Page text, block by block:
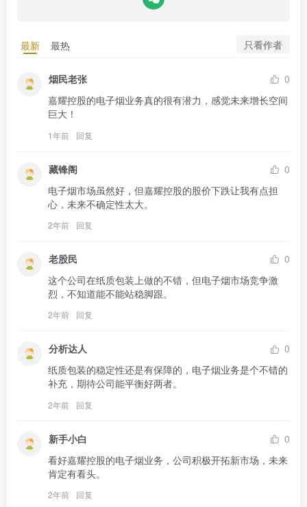
最新 最热 只看作者
烟民老张
0
嘉耀控股的电子烟业务真的很有潜力，感觉未来增长空间
巨大！
1年前 回复
藏锋阁
0
电子烟市场虽然好，但嘉耀控股的股价下跌让我有点担
心，未来不确定性太大。
2年前 回复
老股民
0
这个公司在纸质包装上做的不错，但电子烟市场竞争激
烈，不知道能不能站稳脚跟。
2年前 回复
分析达人
0
纸质包装的稳定性还是有保障的，电子烟业务是个不错的
补充，期待公司能平衡好两者。
2年前 回复
新手小白
0
看好嘉耀控股的电子烟业务，公司积极开拓新市场，未来
肯定有看头。
2年前 回复